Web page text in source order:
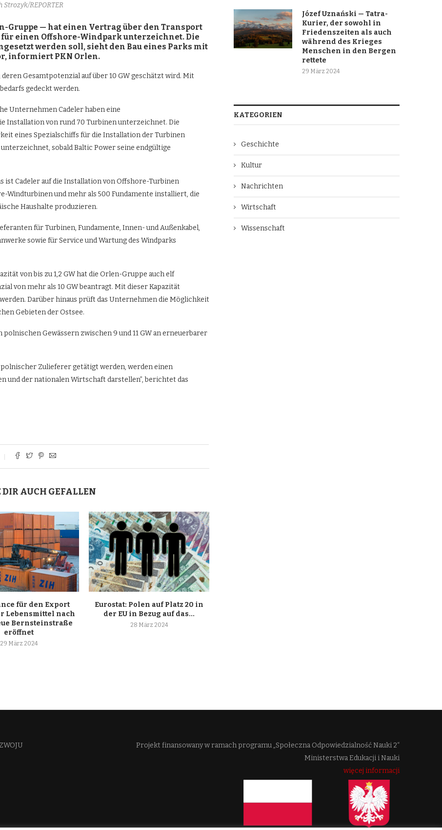
Strozyk/REPORTER
Gruppe — hat einen Vertrag über den Transport
einen Offshore-Windpark unterzeichnet. Die
werden soll, sieht den Bau eines Parks mit
informiert PKN Orlen.
Gesamtpotenzial auf über 10 GW geschätzt wird. Mit
gedeckt werden.
Unternehmen Cadeler haben eine
Installation von rund 70 Turbinen unterzeichnet. Die
eines Spezialschiffs für die Installation der Turbinen
sobald Baltic Power seine endgültige
ist Cadeler auf die Installation von Offshore-Turbinen
Windturbinen und mehr als 500 Fundamente installiert, die
Haushalte produzieren.
für Turbinen, Fundamente, Innen- und Außenkabel,
sowie für Service und Wartung des Windparks
von bis zu 1,2 GW hat die Orlen-Gruppe auch elf
von mehr als 10 GW beantragt. Mit dieser Kapazität
Darüber hinaus prüft das Unternehmen die Möglichkeit
Gebieten der Ostsee.
Gewässern zwischen 9 und 11 GW an erneuerbarer
Zulieferer getätigt werden, werden einen
und der nationalen Wirtschaft darstellen”, berichtet das
AUCH GEFALLEN
für den Export
Lebensmittel nach
Bernsteinstraße
eröffnet
29 März 2024
Eurostat: Polen auf Platz 20 in
der EU in Bezug auf das...
28 März 2024
Józef Uznański — Tatra-
Kurier, der sowohl in
Friedenszeiten als auch
während des Krieges
Menschen in den Bergen
rettete
29 März 2024
KATEGORIEN
Geschichte
Kultur
Nachrichten
Wirtschaft
Wissenschaft
Projekt finansowany w ramach programu „Społeczna Odpowiedzialność Nauki 2“
Ministerstwa Edukacji i Nauki
więcej informacji